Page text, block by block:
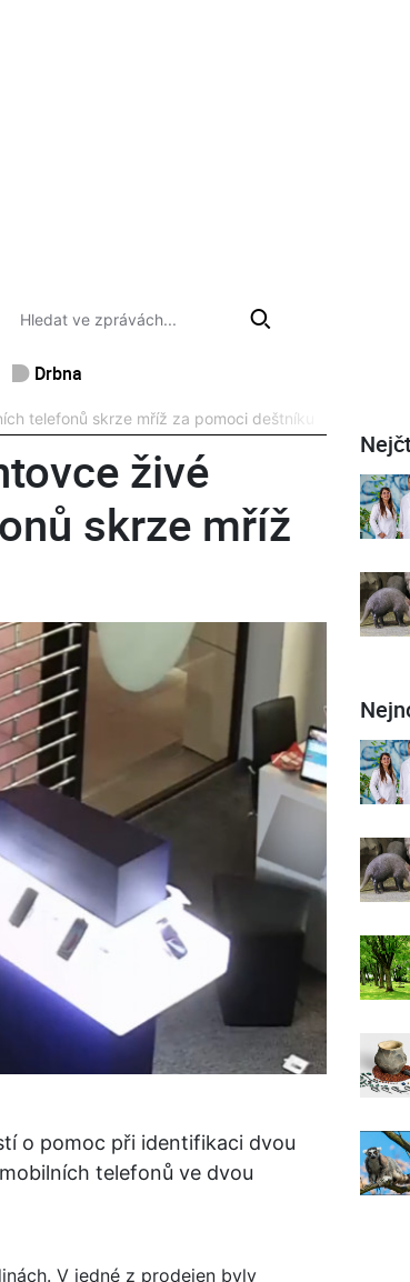
Drbna
telefonů skrze mříž za pomoci deštníku
živé
skrze mříž
o pomoc při identifikaci dvou
telefonů ve dvou
V jedné z prodejen byly